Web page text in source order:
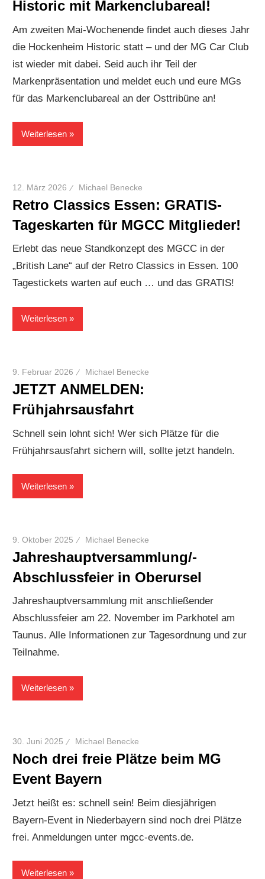
Historic mit Markenclubareal!
Am zweiten Mai-Wochenende findet auch dieses Jahr
die Hockenheim Historic statt – und der MG Car Club
ist wieder mit dabei. Seid auch ihr Teil der
Markenpräsentation und meldet euch und eure MGs
für das Markenclubareal an der Osttribüne an!
Weiterlesen
12. März 2026 Michael Benecke
Retro Classics Essen: GRATIS-
Tageskarten für MGCC Mitglieder!
Erlebt das neue Standkonzept des MGCC in der
„British Lane“ auf der Retro Classics in Essen. 100
Tagestickets warten auf euch … und das GRATIS!
Weiterlesen
9. Februar 2026 Michael Benecke
JETZT ANMELDEN:
Frühjahrsausfahrt
Schnell sein lohnt sich! Wer sich Plätze für die
Frühjahrsausfahrt sichern will, sollte jetzt handeln.
Weiterlesen
9. Oktober 2025 Michael Benecke
Jahreshauptversammlung/-
Abschlussfeier in Oberursel
Jahreshauptversammlung mit anschließender
Abschlussfeier am 22. November im Parkhotel am
Taunus. Alle Informationen zur Tagesordnung und zur
Teilnahme.
Weiterlesen
30. Juni 2025 Michael Benecke
Noch drei freie Plätze beim MG
Event Bayern
Jetzt heißt es: schnell sein! Beim diesjährigen
Bayern-Event in Niederbayern sind noch drei Plätze
frei. Anmeldungen unter mgcc-events.de.
Weiterlesen